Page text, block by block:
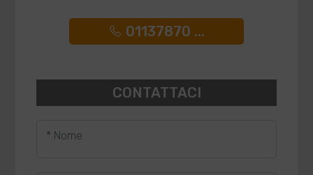
01137870 ...
CONTATTACI
* Nome